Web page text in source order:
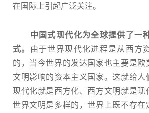
在国际上引起广泛关注。
中国式现代化为全球提供了一
式。 由于世界现代化进程是从西方
的，当今世界的发达国家也主要是欧
文明影响的资本主义国家。这就给人
现代化就是西方化、西方文明就是现
世界文明是多样的，世界上既不存在